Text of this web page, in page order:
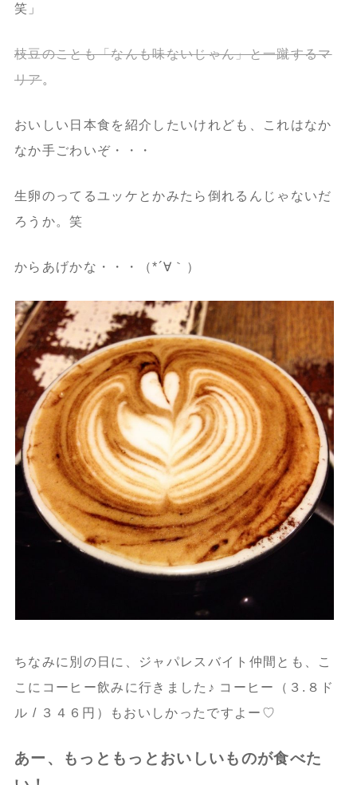
笑」
枝豆のことも「なんも味ないじゃん」と一蹴するマ
リア。
おいしい日本食を紹介したいけれども、これはなか
なか手ごわいぞ・・・
生卵のってるユッケとかみたら倒れるんじゃないだ
ろうか。笑
からあげかな・・・（*´∀｀）
ちなみに別の日に、ジャパレスバイト仲間とも、こ
こにコーヒー飲みに行きました♪ コーヒー（３.８ド
ル / ３４６円）もおいしかったですよー♡
あー、もっともっとおいしいものが食べた